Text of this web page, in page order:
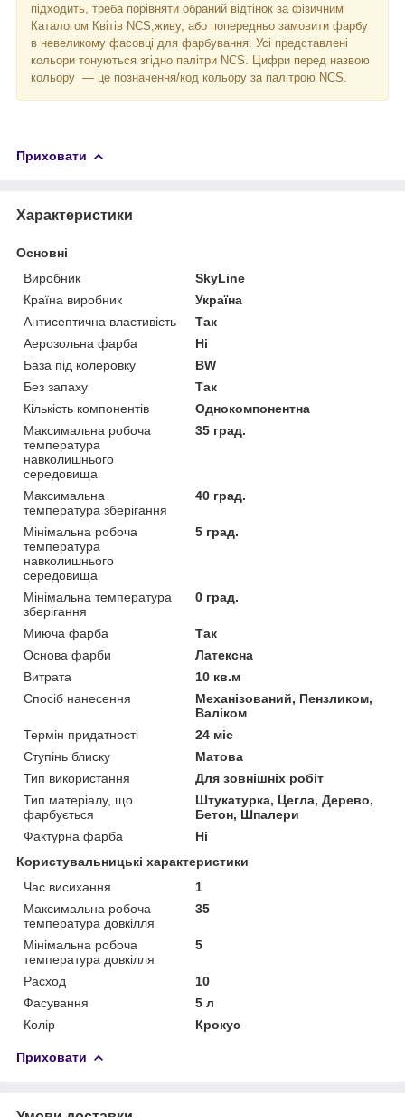
підходить, треба порівняти обраний відтінок за фізичним
Каталогом Квітів NCS,живу, або попередньо замовити фарбу
в невеликому фасовці для фарбування. Усі представлені
кольори тонуються згідно палітри NCS. Цифри перед назвою
кольору — це позначення/код кольору за палітрою NCS.
Приховати
Характеристики
Основні
Виробник
SkyLine
Країна виробник
Україна
Антисептична властивість
Так
Аерозольна фарба
Ні
База під колеровку
BW
Без запаху
Так
Кількість компонентів
Однокомпонентна
Максимальна робоча
температура
навколишнього
середовища
35 град.
Максимальна
температура зберігання
40 град.
Мінімальна робоча
температура
навколишнього
середовища
5 град.
Мінімальна температура
зберігання
0 град.
Миюча фарба
Так
Основа фарби
Латексна
Витрата
10 кв.м
Спосіб нанесення
Механізований, Пензликом,
Валіком
Термін придатності
24 міс
Ступінь блиску
Матова
Тип використання
Для зовнішніх робіт
Тип матеріалу, що
фарбується
Штукатурка, Цегла, Дерево,
Бетон, Шпалери
Фактурна фарба
Ні
Користувальницькі характеристики
Час висихання
1
Максимальна робоча
температура довкілля
35
Мінімальна робоча
температура довкілля
5
Расход
10
Фасування
5 л
Колір
Крокус
Приховати